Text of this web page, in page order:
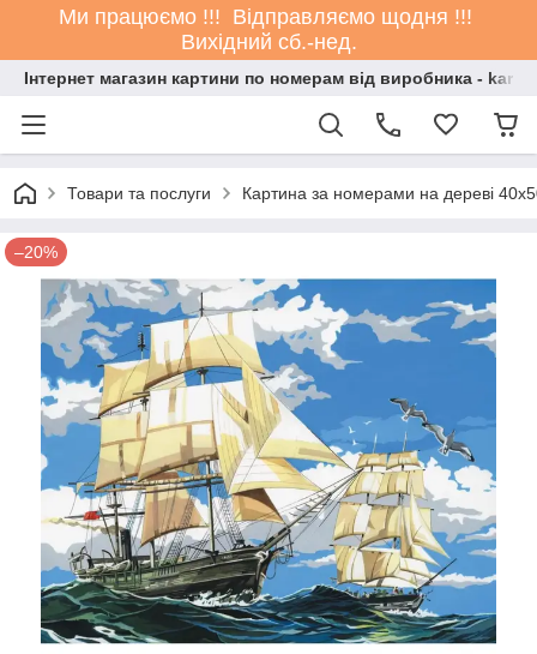
Ми працюємо !!! Відправляємо щодня !!!
Вихідний сб.-нед.
Інтернет магазин картини по номерам від виробника -
Товари та послуги Картина за номерами на дереві
–20%